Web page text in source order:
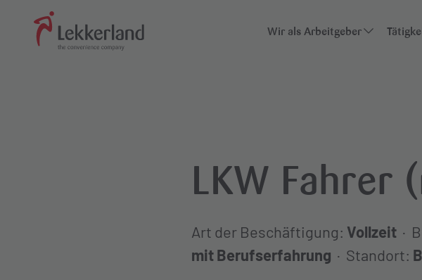
Wir als Arbeitgeber
IT &
LKW Fahrer
Art der Beschäftigung: Vollzeit
mit Berufserfahrung
Standort: